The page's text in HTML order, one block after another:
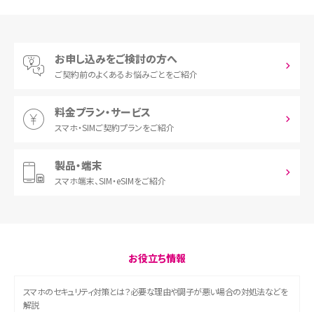
お申し込みをご検討の方へ
ご契約前のよくあるお悩みごとをご紹介
料金プラン・サービス
スマホ・SIMご契約プランをご紹介
製品・端末
スマホ端末、SIM・eSIMをご紹介
お役立ち情報
スマホのセキュリティ対策とは？必要な理由や調子が悪い場合の対処法などを
解説